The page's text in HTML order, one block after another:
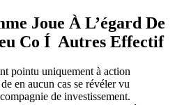
Joue À L’égard De
Co Í Autres Effectif
pointu uniquement à action
en aucun cas se révéler vu
de investissement.